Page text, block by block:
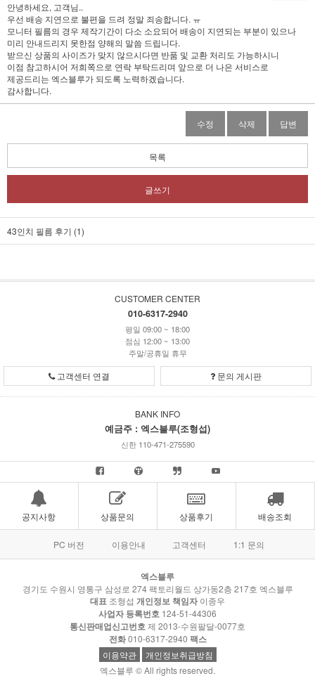
안녕하세요, 고객님..
우선 배송 지연으로 불편을 드려 정말 죄송합니다. ㅠ
모니터 필름의 경우 제작기간이 다소 소요되어 배송이 지연되는 부분이 있으나
미리 안내드리지 못한점 양해의 말씀 드립니다.
받으신 상품의 사이즈가 맞지 않으시다면 반품 및 교환 처리도 가능하시니
이점 참고하시어 저희쪽으로 연락 부탁드리며 앞으로 더 나은 서비스로
제공드리는 엑스블루가 되도록 노력하겠습니다.
감사합니다.
수정 삭제 답변
목록
글쓰기
43인치 필름 후기 (1)
CUSTOMER CENTER
010-6317-2940
평일 09:00 ~ 18:00
점심 12:00 ~ 13:00
주말/공휴일 휴무
고객센터 연결 문의 게시판
BANK INFO
예금주 : 엑스블루(조형섭)
신한 110-471-275590
공지사항 상품문의 상품후기 배송조회
PC 버전 이용안내 고객센터 1:1 문의
엑스블루
경기도 수원시 영통구 삼성로 274 팩토리월드 상가동2층 217호 엑스블루
대표 조형섭 개인정보 책임자 이종우
사업자 등록번호 124-51-44306
통신판매업신고번호제 2013-수원팔달-0077호
전화010-6317-2940 팩스
이용약관
개인정보취급방침
엑스블루 © All rights reserved.